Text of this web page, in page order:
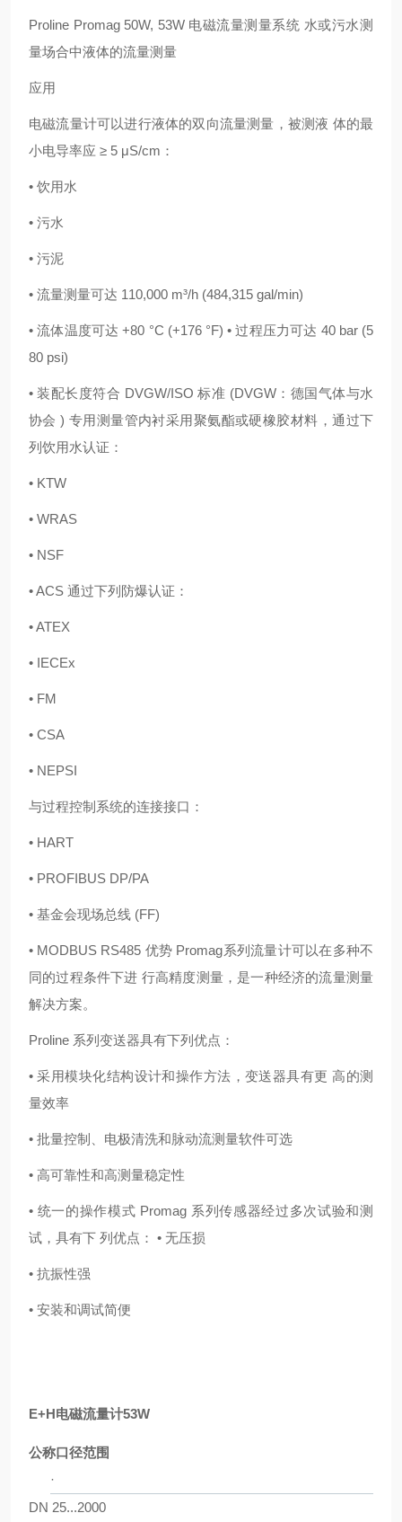
Proline Promag 50W, 53W 电磁流量测量系统 水或污水测
量场合中液体的流量测量
应用
电磁流量计可以进行液体的双向流量测量，被测液 体的最
小电导率应 ≥ 5 μS/cm：
• 饮用水
• 污水
• 污泥
• 流量测量可达 110,000 m³/h (484,315 gal/min)
• 流体温度可达 +80 °C (+176 °F) • 过程压力可达 40 bar (5
80 psi)
• 装配长度符合 DVGW/ISO 标准 (DVGW：德国气体与水
协会 ) 专用测量管内衬采用聚氨酯或硬橡胶材料，通过下
列饮用水认证：
• KTW
• WRAS
• NSF
• ACS 通过下列防爆认证：
• ATEX
• IECEx
• FM
• CSA
• NEPSI
与过程控制系统的连接接口：
• HART
• PROFIBUS DP/PA
• 基金会现场总线 (FF)
• MODBUS RS485 优势 Promag系列流量计可以在多种不
同的过程条件下进 行高精度测量，是一种经济的流量测量
解决方案。
Proline 系列变送器具有下列优点：
• 采用模块化结构设计和操作方法，变送器具有更 高的测
量效率
• 批量控制、电极清洗和脉动流测量软件可选
• 高可靠性和高测量稳定性
• 统一的操作模式 Promag 系列传感器经过多次试验和测
试，具有下 列优点： • 无压损
• 抗振性强
• 安装和调试简便
E+H电磁流量计53W
公称口径范围
·
DN 25...2000